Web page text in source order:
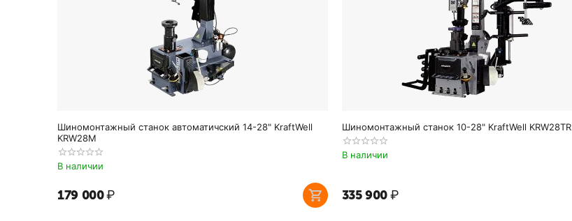
Шиномонтажный станок автоматичский 14-28" KraftWell
KRW28M
В наличии
179 000₽
Шиномонтажный станок 10-28" KraftWell KRW28TR
В наличии
335 900₽